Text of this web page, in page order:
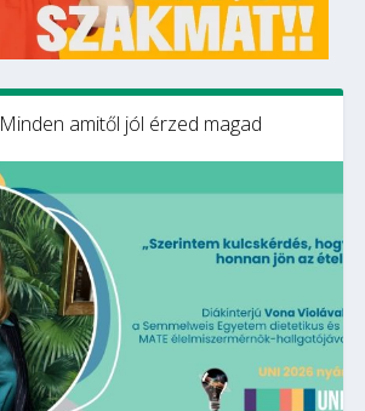
Minden amitől jól érzed magad